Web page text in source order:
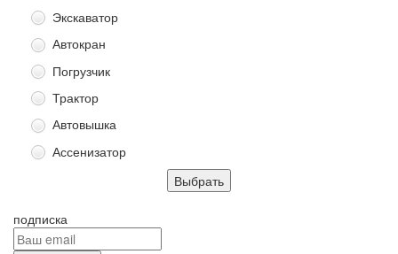
Экскаватор
Автокран
Погрузчик
Трактор
Автовышка
Ассенизатор
подписка